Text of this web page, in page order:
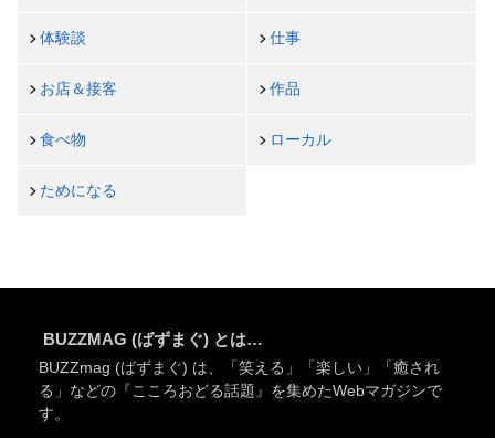
体験談 仕事
お店＆接客 作品
食べ物 ローカル
ためになる
BUZZMAG (ばずまぐ) とは…
BUZZmag (ばずまぐ) は、「笑える」「楽しい」「癒され
る」などの『こころおどる話題』を集めたWebマガジンで
す。